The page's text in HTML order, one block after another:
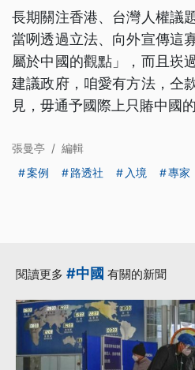
長期關注香港、台灣人權議
當咧透過立法、向外宣傳這
屬於中國的觀點」，而且崁
建議政府，咱愛有方法，仝
見，毋通予國際上只賰中國
張曼亭 / 編輯
案例
路透社 入境 專家
閱讀更多 #中國 有關的新聞